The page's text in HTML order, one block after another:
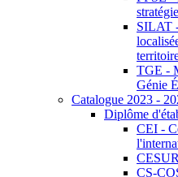
SILAT
TGE -
Génie
Catalogue 2023 -
Diplôme
CEI -
CS-